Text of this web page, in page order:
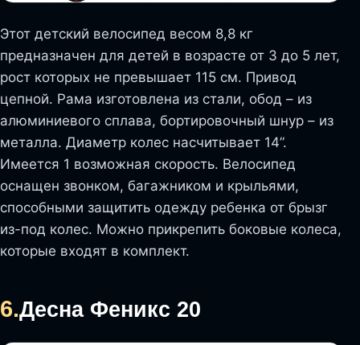
Этот детский велосипед весом 8,8 кг
предназначен для детей в возрасте от 3 до 5 лет,
рост которых не превышает 115 см. Привод
цепной. Рама изготовлена из стали, обод – из
алюминиевого сплава, бортировочный шнур – из
металла. Диаметр колес насчитывает 14”.
Имеется 1 возможная скорость. Велосипед
оснащен звонком, багажником и крыльями,
способными защитить одежду ребенка от брызг
из-под колес. Можно прикрепить боковые колеса,
которые входят в комплект.
6.Десна Феникс 20